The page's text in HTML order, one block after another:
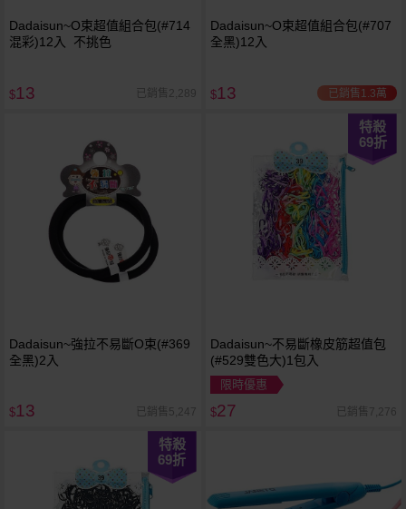
Dadaisun~O束超值組合包(#714
混彩)12入 不挑色
$13 已銷售2,289
Dadaisun~O束超值組合包(#707
全黑)12入
$13 已銷售1.3萬
Dadaisun~強拉不易斷O束(#369
全黑)2入
$13 已銷售5,247
特殺
69折
Dadaisun~不易斷橡皮筋超值包
(#529雙色大)1包入
限時優惠
$27 已銷售7,276
特殺
69折